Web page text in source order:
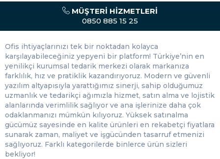
Ofislerde sıklıkla kullanılan bantlar, farklı genişlik ve renk
seçenekleriyle OfisMaster'da mevcuttur. PVC, kağıt,
OfisMaster, farklı ölçülerdeki bantları uygun fiyatlarla
sunarak ofislerin bant ihtiyacını karşılar. Ofislerde sıkça
kullanılanbant çeşitleri;
Şeffaf bant:Şeffaf bant, en yaygın ofis bantlarından
biridir. Genellikle kağıt, karton ve plastik gibi
yüzeyleri birbirine yapıştırmak için kullanılmaktadır.
Şeffaf bantın görünmez olması nedeniyle, kağıt ve
karton gibi malzemelerin üzerinde iz bırakmaz.
Maskeleme bandı: Maskeleme bantı, boyama veya
sprey boya işlemlerinde kullanılan bir banttır. Boyama
işlemi sırasında, belirli bir alanı korumak için
MÜŞTERI HIZMETLERI
0850 885 15 25
Ofis ihtiyaçlarınızı tek bir noktadan kolayca
karşılayabileceğiniz yepyeni bir platform! Türkiye’nin en
yenilikçi kurumsal tedarik merkezi olarak markanıza
farklılık, hız ve pratiklik kazandırıyoruz. Modern ve güvenli
yazılım altyapısıyla yarattığımız sinerji, sahip olduğumuz
uzmanlık ve tedarikçi ağımızla hizmet, satın alma ve lojistik
alanlarında verimlilik sağlıyor ve ana işlerinize daha çok
odaklanmanızı mümkün kılıyoruz. Yüksek satınalma
gücümüz sayesinde en kalite ürünleri en rekabetçi fiyatlara
sunarak zaman, maliyet ve işgücünden tasarruf etmenizi
sağlıyoruz. Farklı kategorilerde binlerce ürün sizleri
bekliyor!